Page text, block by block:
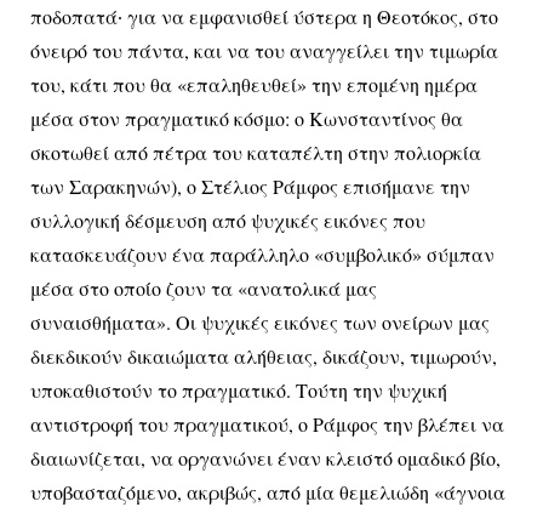
ποδοπατά∙ για να εμφανισθεί ύστερα η Θεοτόκος, στο
όνειρό του πάντα, και να του αναγγείλει την τιμωρία
του, κάτι που θα «επαληθευθεί» την επομένη ημέρα
μέσα στον πραγματικό κόσμο: ο Κωνσταντίνος θα
σκοτωθεί από πέτρα του καταπέλτη στην πολιορκία
των Σαρακηνών), ο Στέλιος Ράμφος επισήμανε την
συλλογική δέσμευση από ψυχικές εικόνες που
κατασκευάζουν ένα παράλληλο «συμβολικό» σύμπαν
μέσα στο οποίο ζουν τα «ανατολικά μας
συναισθήματα». Οι ψυχικές εικόνες των ονείρων μας
διεκδικούν δικαιώματα αλήθειας, δικάζουν, τιμωρούν,
υποκαθιστούν το πραγματικό. Τούτη την ψυχική
αντιστροφή του πραγματικού, ο Ράμφος την βλέπει να
διαιωνίζεται, να οργανώνει έναν κλειστό ομαδικό βίο,
υποβασταζόμενο, ακριβώς, από μία θεμελιώδη «άγνοια